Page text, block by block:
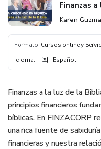
Finanzas
Karen
Formato: Cursos online y
Idioma: Español
Finanzas a la luz de la
principios financieros
bíblicas. En FINZACORP
una rica fuente de
financieras y nuestra